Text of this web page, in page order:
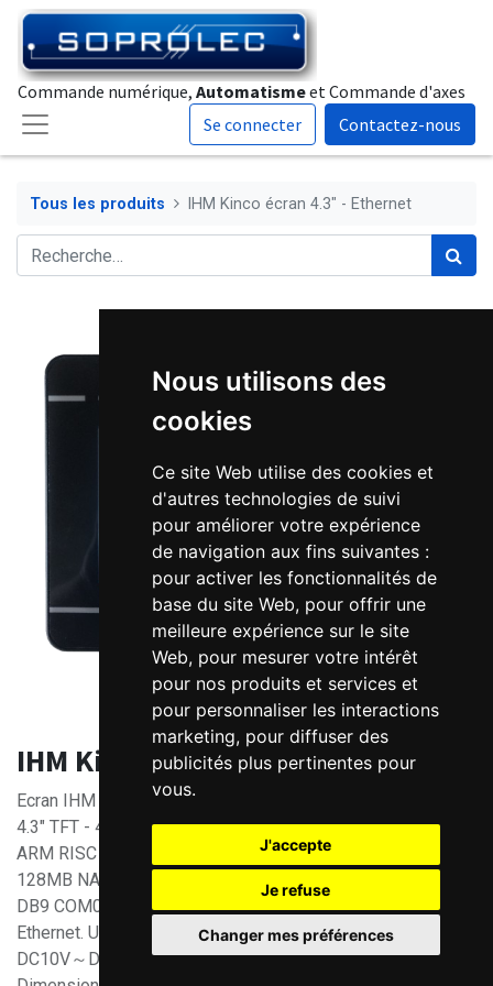
Nous utilisons des
cookies
Ce site Web utilise des cookies et
d'autres technologies de suivi
pour améliorer votre expérience
de navigation aux fins suivantes :
pour activer les fonctionnalités de
base du site Web, pour offrir une
meilleure expérience sur le site
Web, pour mesurer votre intérêt
pour nos produits et services et
pour personnaliser les interactions
marketing, pour diffuser des
publicités plus pertinentes pour
vous.
J'accepte
Je refuse
Changer mes préférences
Commande numérique, Automatismeet Commande d'axes
Se connecter
Contactez-nous
Tous les produits IHM Kinco écran 4.3" - Ethernet
IHM Kinco écran 4.3" - Ethernet
Ecran IHM 16.77M de couleurs
4.3" TFT - 480*272 pixels - Tactile
ARM RISC 32Bit 792MHz
128MB NAND Flash Memory+128MB DDR3 Memory
DB9 COM0:RS232/RS485/RS422; COM2:RS232
Ethernet. USB Host, USB pour programmation
DC10V～DC28V - 2W. ABS - Noir